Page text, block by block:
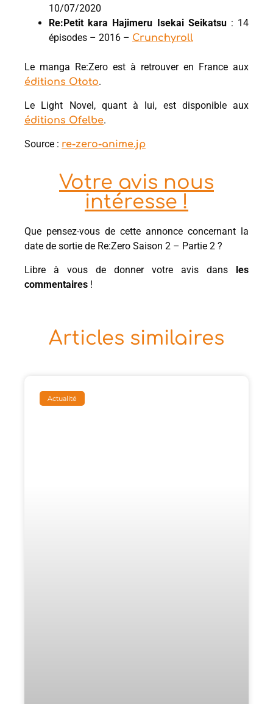
10/07/2020
Re:Petit kara Hajimeru Isekai Seikatsu: 14
épisodes – 2016 – Crunchyroll
Le manga Re:Zero est à retrouver en France aux
éditions Ototo.
Le Light Novel, quant à lui, est disponible aux
éditions Ofelbe.
Source : re-zero-anime.jp
Votre avis nous
intéresse !
Que pensez-vous de cette annonce concernant la
date de sortie de Re:Zero Saison 2 – Partie 2 ?
Libre à vous de donner votre avis dans
les
commentaires !
Articles similaires
Actualité